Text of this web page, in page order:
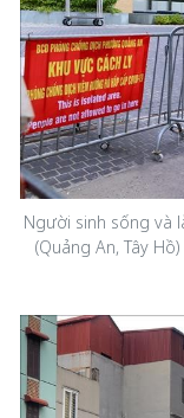
Người sinh sống và
(Quảng An, Tây